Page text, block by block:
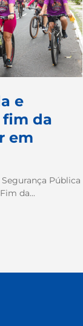
e
da
em
Pública
da...